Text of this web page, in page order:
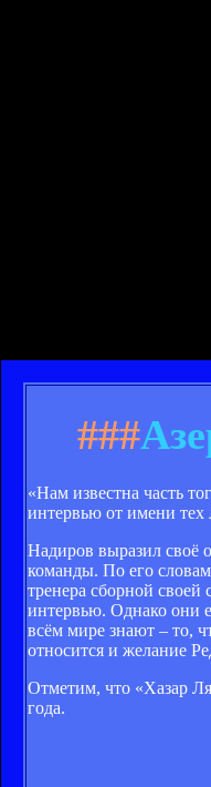
###
«Нам известна часть
интервью от имени тех
Надиров выразил своё
команды. По его
тренера сборной
интервью. Однако они
всём мире знают – то,
относится и желание
Отметим, что «Хазар
года.